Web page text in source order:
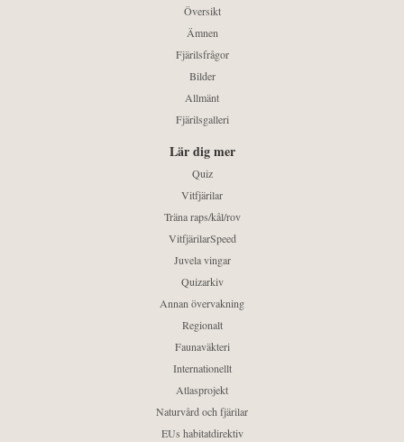
Översikt
Ämnen
Fjärilsfrågor
Bilder
Allmänt
Fjärilsgalleri
Lär dig mer
Quiz
Vitfjärilar
Träna raps/kål/rov
VitfjärilarSpeed
Juvela vingar
Quizarkiv
Annan övervakning
Regionalt
Faunaväkteri
Internationellt
Atlasprojekt
Naturvård och fjärilar
EUs habitatdirektiv